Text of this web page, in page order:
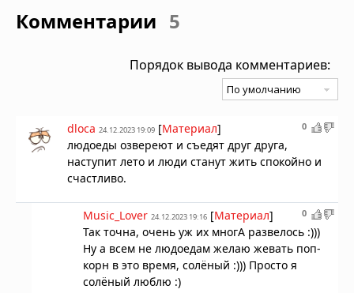
Комментарии 5
Порядок вывода комментариев:
0
dloca 24.12.2023 19:09 [Материал]
людоеды озвереют и съедят друг друга,
наступит лето и люди станут жить спокойно и
счастливо.
0
Music_Lover 24.12.2023 19:16 [Материал]
Так точна, очень уж их многА развелось :)))
Ну а всем не людоедам желаю жевать поп-
корн в это время, солёный :))) Просто я
солёный люблю :)